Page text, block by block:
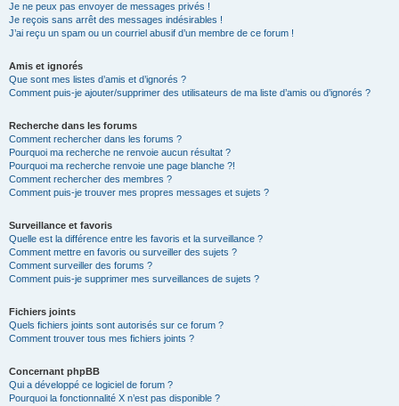
Je ne peux pas envoyer de messages privés !
Je reçois sans arrêt des messages indésirables !
J’ai reçu un spam ou un courriel abusif d’un membre de ce forum !
Amis et ignorés
Que sont mes listes d’amis et d’ignorés ?
Comment puis-je ajouter/supprimer des utilisateurs de ma liste d’amis ou d’ignorés ?
Recherche dans les forums
Comment rechercher dans les forums ?
Pourquoi ma recherche ne renvoie aucun résultat ?
Pourquoi ma recherche renvoie une page blanche ?!
Comment rechercher des membres ?
Comment puis-je trouver mes propres messages et sujets ?
Surveillance et favoris
Quelle est la différence entre les favoris et la surveillance ?
Comment mettre en favoris ou surveiller des sujets ?
Comment surveiller des forums ?
Comment puis-je supprimer mes surveillances de sujets ?
Fichiers joints
Quels fichiers joints sont autorisés sur ce forum ?
Comment trouver tous mes fichiers joints ?
Concernant phpBB
Qui a développé ce logiciel de forum ?
Pourquoi la fonctionnalité X n’est pas disponible ?